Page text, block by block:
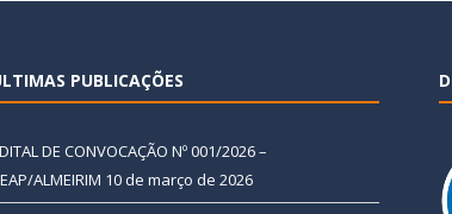
PUBLICAÇÕES
DE CONVOCAÇÃO Nº 001/2026 –
ALMEIRIM 10 de março de 2026